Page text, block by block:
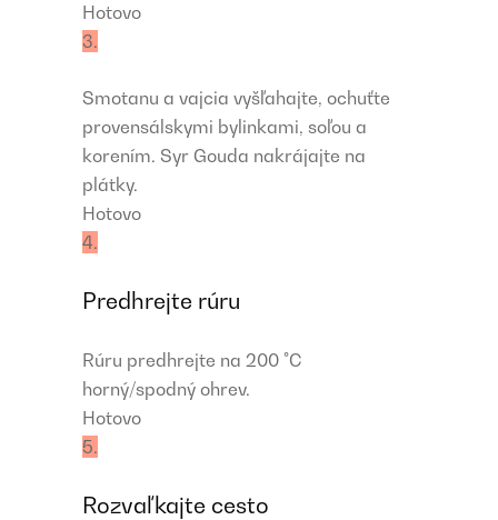
Hotovo
3.
Smotanu a vajcia vyšľahajte, ochuťte
provensálskymi bylinkami, soľou a
korením. Syr Gouda nakrájajte na
plátky.
Hotovo
4.
Predhrejte rúru
Rúru predhrejte na 200 °C
horný/spodný ohrev.
Hotovo
5.
Rozvaľkajte cesto